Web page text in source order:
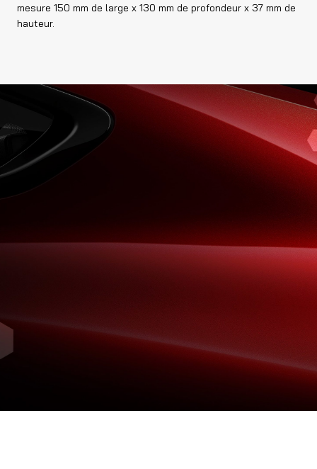
mesure 150 mm de large x 130 mm de profondeur x 37 mm de
hauteur.